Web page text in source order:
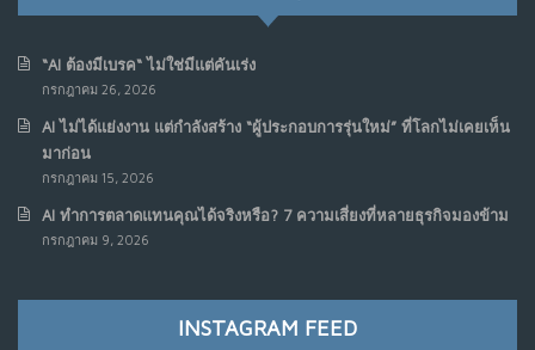
6
7
เมื่อรัฐบาลเริ่มคิดแบบแพลตฟอร์ม : AI กำลังเปลี่ยนรัฐ
ราชการไปตลอดกาล
NO COMMENTS
“AI ต้องมีเบรค“ ไม่ใช่มีแต่คันเร่ง
กรกฎาคม 26, 2026
AI ไม่ได้แย่งงาน แต่กำลังสร้าง “ผู้ประกอบการรุ่นใหม่” ที่โลกไม่เคยเห็น
มาก่อน
กรกฎาคม 15, 2026
AI ทำการตลาดแทนคุณได้จริงหรือ? 7 ความเสี่ยงที่หลายธุรกิจมองข้าม
กรกฎาคม 9, 2026
INSTAGRAM FEED